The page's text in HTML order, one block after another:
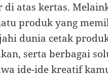
di atas kertas.
produk yang
dunia cetak
serta berbagai
ide-ide kreatif